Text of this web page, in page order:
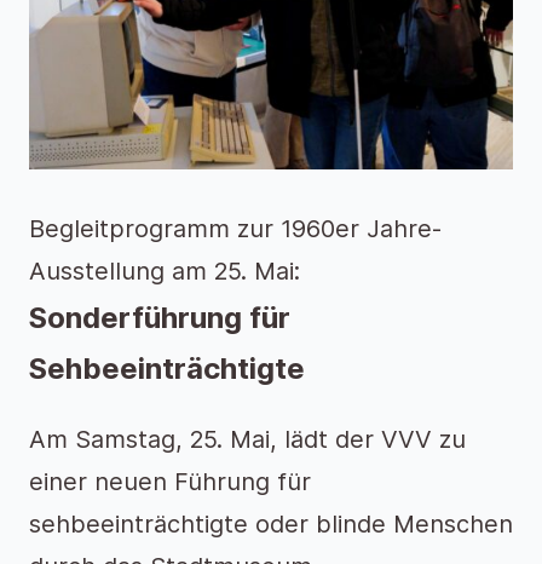
Begleitprogramm zur 1960er Jahre-
Ausstellung am 25. Mai:
Sonderführung für
Sehbeeinträchtigte
Am Samstag, 25. Mai, lädt der VVV zu
einer neuen Führung für
sehbeeinträchtigte oder blinde Menschen